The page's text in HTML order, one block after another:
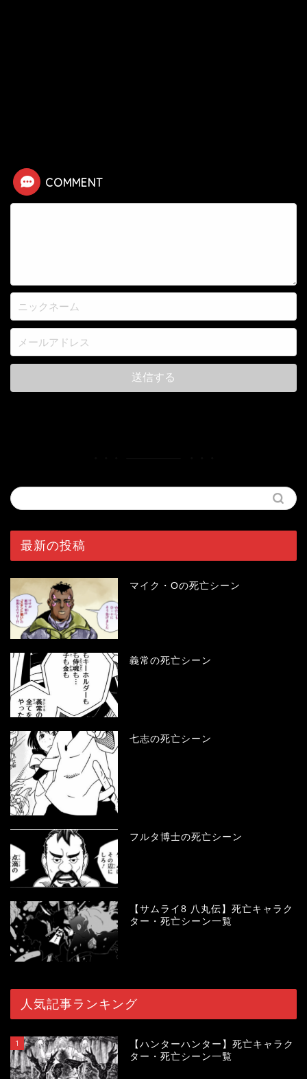
COMMENT
最新の投稿
マイク・Oの死亡シーン
義常の死亡シーン
七志の死亡シーン
フルタ博士の死亡シーン
【サムライ8 八丸伝】死亡キャラク
ター・死亡シーン一覧
人気記事ランキング
1
【ハンターハンター】死亡キャラク
ター・死亡シーン一覧